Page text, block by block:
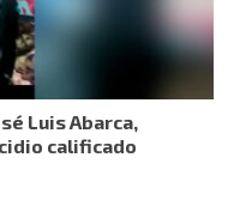
Luis Abarca,
calificado